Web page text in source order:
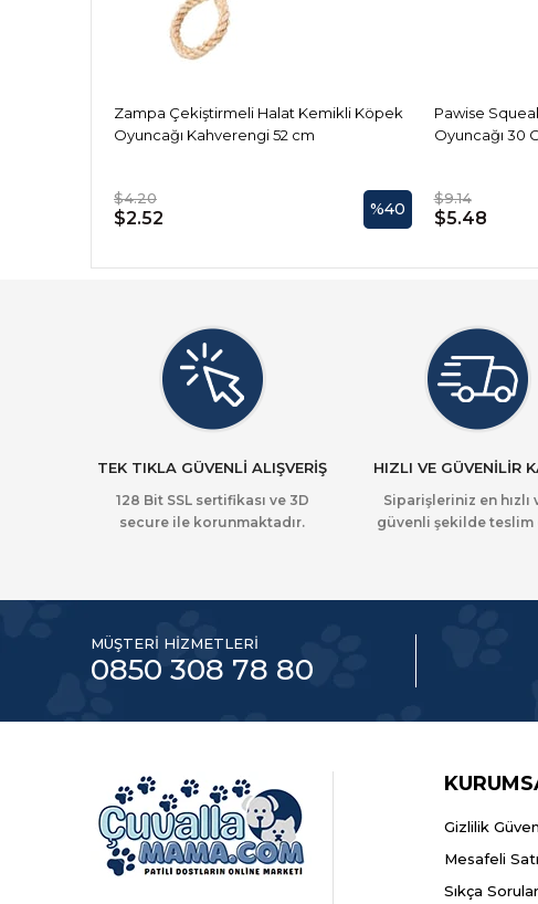
Zampa Çekiştirmeli Halat Kemikli Köpek
Oyuncağı Kahverengi 52 cm
$4.20
$2.52 %40
Pawise
Oyuncağı 30
$9.14
$5.48
TEK TIKLA GÜVENLİ ALIŞVERİŞ
128 Bit SSL sertifikası ve 3D
secure ile korunmaktadır.
HIZLI VE GÜVENİLİR
Siparişleriniz en hızlı
güvenli şekilde teslim
MÜŞTERİ HİZMETLERİ
0850 308 78 80
Gizlilik
Mesafeli
Sıkça